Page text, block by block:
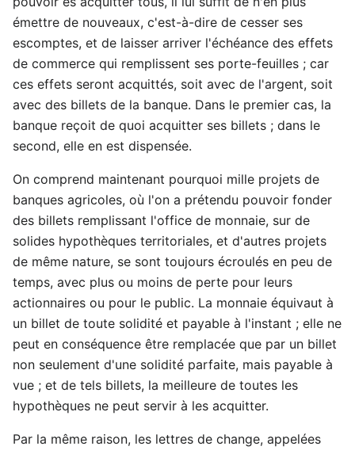
émettre de nouveaux, c'est-à-dire de cesser ses
escomptes, et de laisser arriver l'échéance des effets
de commerce qui remplissent ses porte-feuilles ; car
ces effets seront acquittés, soit avec de l'argent, soit
avec des billets de la banque. Dans le premier cas, la
banque reçoit de quoi acquitter ses billets ; dans le
second, elle en est dispensée.
On comprend maintenant pourquoi mille projets de
banques agricoles, où l'on a prétendu pouvoir fonder
des billets remplissant l'office de monnaie, sur de
solides hypothèques territoriales, et d'autres projets
de même nature, se sont toujours écroulés en peu de
temps, avec plus ou moins de perte pour leurs
actionnaires ou pour le public. La monnaie équivaut à
un billet de toute solidité et payable à l'instant ; elle ne
peut en conséquence être remplacée que par un billet
non seulement d'une solidité parfaite, mais payable à
vue ; et de tels billets, la meilleure de toutes les
hypothèques ne peut servir à les acquitter.
Par la même raison, les lettres de change, appelées